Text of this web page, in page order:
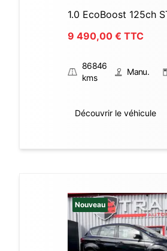
1.0 EcoBoost 125ch
9 490,00 € TTC
86846
kms
Manu.
Découvrir le véhicule
Nouveau